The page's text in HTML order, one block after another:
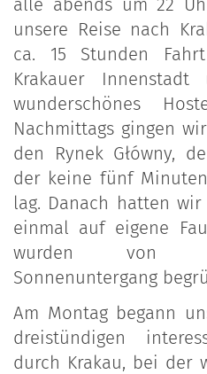
alle abends um 22
unsere Reise nach
ca. 15 Stunden
Krakauer
wunderschönes
Nachmittags gingen
den Rynek Główny,
der keine fünf
lag. Danach hatten
einmal auf eigene
wurden von
Sonnenuntergang
Am Montag begann
dreistündigen
durch Krakau, bei der